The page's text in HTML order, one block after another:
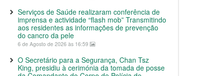
Serviços de Saúde realizaram conferência de
imprensa e actividade “flash mob” Transmitindo
aos residentes as informações de prevenção
do cancro da pele
6 de Agosto de 2026 às 16:59
O Secretário para a Segurança, Chan Tsz
King, presidiu à cerimónia da tomada de posse